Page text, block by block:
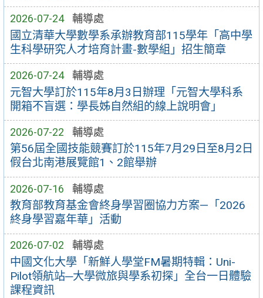
2026-07-24 輔導處
國立清華大學數學系承辦教育部115學年「高中學
生科學研究人才培育計畫-數學組」招生簡章
2026-07-24 輔導處
元智大學訂於115年8月3日辦理「元智大學科系
開箱不盲選：學長姊自然組的線上說明會」
2026-07-22 輔導處
第56屆全國技能競賽訂於115年7月29日至8月2日
假台北南港展覽館1、2館舉辦
2026-07-16 輔導處
教育部教育基金會終身學習圈協力方案—「2026
終身學習嘉年華」活動
2026-07-02 輔導處
中國文化大學「新鮮人學堂FM暑期特輯：Uni-
Pilot領航站─大學微旅與學系初探」全台一日體驗
課程資訊